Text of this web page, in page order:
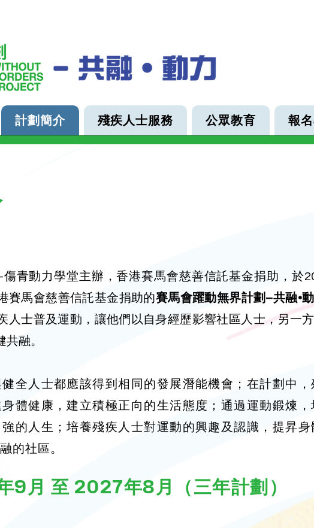
計劃簡介 殘疾人士服務 公眾教育 報
青動力學堂主辦，香港賽馬會慈善信託基金捐助，於
賽馬會慈善信託基金捐助的賽馬會躍動無界計劃–共融•
人士普及運動，讓他們以自身經歷影響社區人士，另一
融。
全人士都應該得到相同的發展潛能機會；在計劃中，
體健康，建立積極正向的生活態度；通過運動鍛煉，
的人生；培養殘疾人士對運動的興趣及認識，提昇身
的社區。
9月 至 2027年8月（三年計劃）